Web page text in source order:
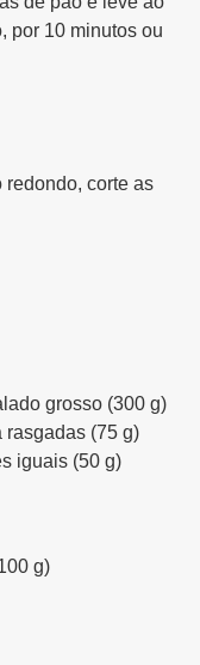
por 10 minutos ou
redondo, corte as
grosso (300 g)
rasgadas (75 g)
iguais (50 g)
g)